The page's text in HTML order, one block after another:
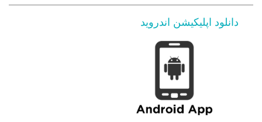
دانلود اپلیکیشن اندروید